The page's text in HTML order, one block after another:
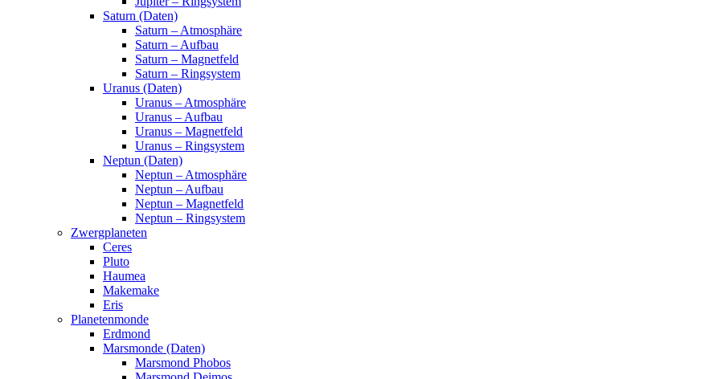
Saturn (Daten)
Saturn – Atmosphäre
Saturn – Aufbau
Saturn – Magnetfeld
Saturn – Ringsystem
Uranus (Daten)
Uranus – Atmosphäre
Uranus – Aufbau
Uranus – Magnetfeld
Uranus – Ringsystem
Neptun (Daten)
Neptun – Atmosphäre
Neptun – Aufbau
Neptun – Magnetfeld
Neptun – Ringsystem
Zwergplaneten
Ceres
Pluto
Haumea
Makemake
Eris
Planetenmonde
Erdmond
Marsmonde (Daten)
Marsmond Phobos